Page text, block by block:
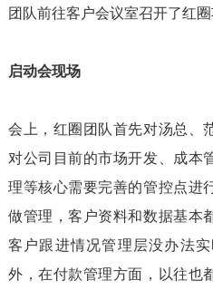
团队前往客户会议室召开了红圈
启动会现场
会上，红圈团队首先对汤总、
对公司目前的市场开发、成本
理等核心需要完善的管控点进
做管理，客户资料和数据基本
客户跟进情况管理层没办法
外，在付款管理方面，以往也